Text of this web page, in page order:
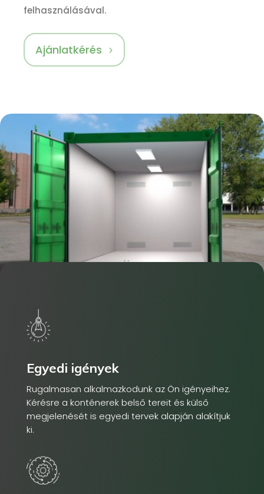
felhasználásával.
Ajánlatkérés
Egyedi igények
Rugalmasan alkalmazkodunk az Ön igényeihez.
Kérésre a konténerek belső tereit és külső
megjelenését is egyedi tervek alapján alakítjuk
ki.